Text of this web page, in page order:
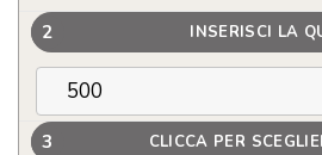
2 INSERISCI LA
3 CLICCA PER